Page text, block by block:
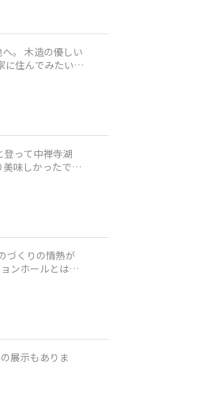
。 木造の優しい
に住んでみたいけ
登って中禅寺湖
味しかったです
ンホールとは違
展示もありま